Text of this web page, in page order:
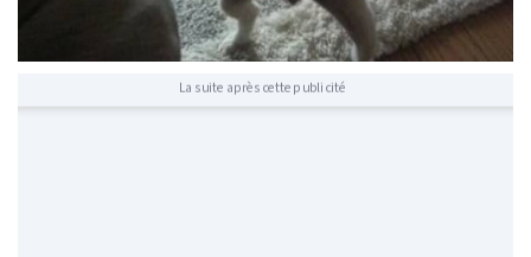
La suite après cette publicité